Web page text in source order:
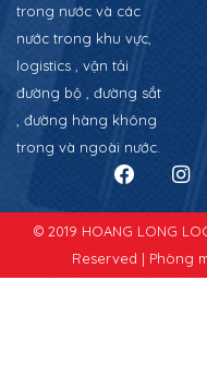
trong nước và các
nước trong khu vực,
logistics , vận tải
đường bộ , đường sắt
, đường hàng không
trong và ngoài nước.
© 2019 HOANG LONG
Reserved | Phòng